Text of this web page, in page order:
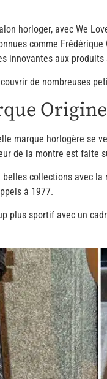
horloger, avec We
comme
innovantes aux
de nombreuses
marque horlogère se
de la montre est faite
collections avec
à 1977.
plus sportif avec un